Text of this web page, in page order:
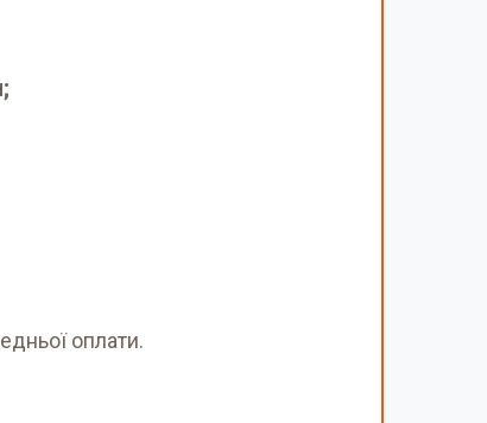
оплати.